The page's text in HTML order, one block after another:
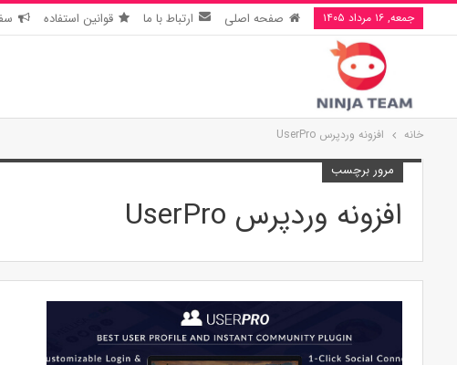
جمعه, ۱۶ مرداد ۱۴۰۵ صفحه اصلی ارتباط با ما قوانین استفاده
خانه افزونه وردپرس UserPro
مرور برچسب
افزونه وردپرس UserPro